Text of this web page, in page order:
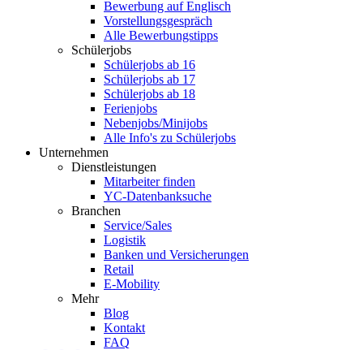
Bewerbung auf Englisch
Vorstellungsgespräch
Alle Bewerbungstipps
Schülerjobs
Schülerjobs ab 16
Schülerjobs ab 17
Schülerjobs ab 18
Ferienjobs
Nebenjobs/Minijobs
Alle Info's zu Schülerjobs
Unternehmen
Dienstleistungen
Mitarbeiter finden
YC-Datenbanksuche
Branchen
Service/Sales
Logistik
Banken und Versicherungen
Retail
E-Mobility
Mehr
Blog
Kontakt
FAQ